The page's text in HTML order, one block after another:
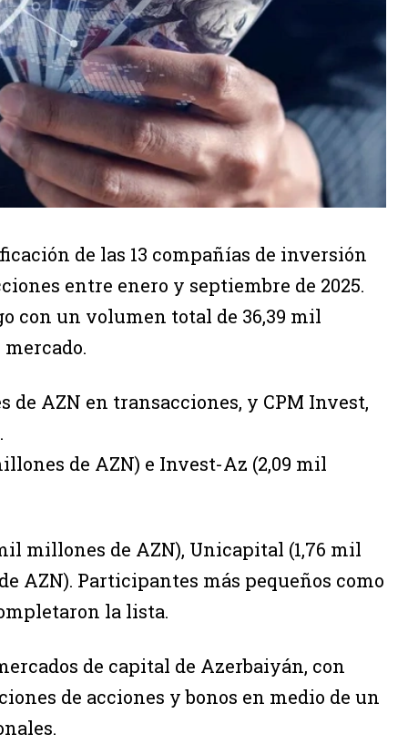
de las 13 compañías de inversión
entre enero y septiembre de 2025.
con un volumen total de 36,39 mil
AZN en transacciones, y CPM Invest,
de AZN) e Invest-Az (2,09 mil
millones de AZN), Unicapital (1,76 mil
AZN). Participantes más pequeños como
la lista.
de capital de Azerbaiyán, con
de acciones y bonos en medio de un